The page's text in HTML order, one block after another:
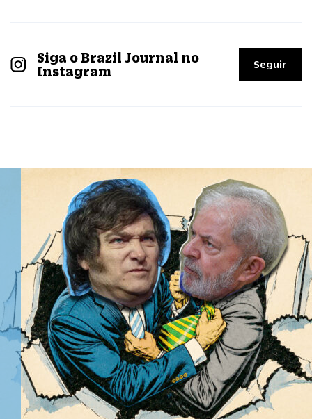
Siga o Brazil Journal no
Instagram
Seguir